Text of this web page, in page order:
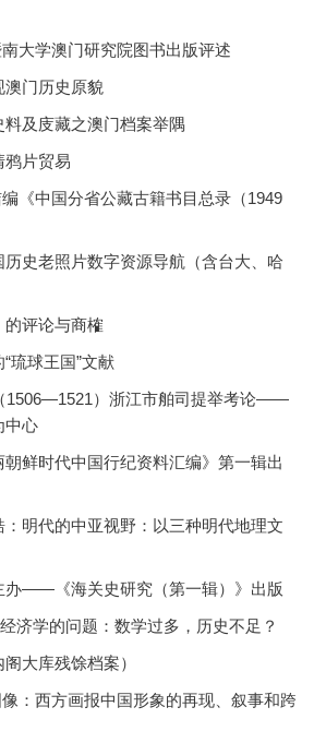
大学澳门研究院图书出版评述
门历史原貌
及庋藏之澳门档案举隅
鸦片贸易
《中国分省公藏古籍书目总录（1949
史老照片数字资源导航（含台大、哈
评论与商榷
琉球王国”文献
1506—1521）浙江市舶司提举考论——
中心
鲜时代中国行纪资料汇编》第一辑出
明代的中亚视野：以三种明代地理文
办——《海关史研究（第一辑）》出版
济学的问题：数学过多，历史不足？
大库残馀档案）
：西方画报中国形象的再现、叙事和跨